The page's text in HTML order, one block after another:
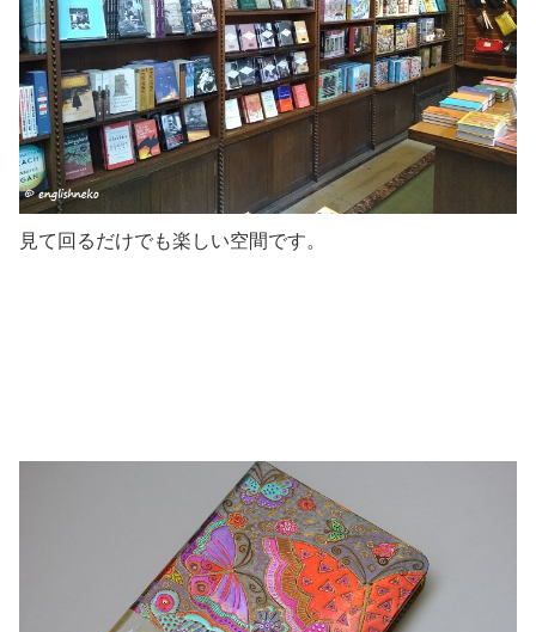
見て回るだけでも楽しい空間です。